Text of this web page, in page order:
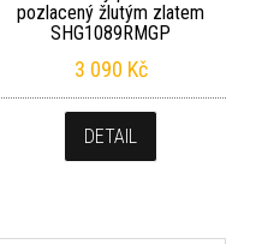
pozlacený žlutým zlatem
SHG1089RMGP
3 090 Kč
DETAIL